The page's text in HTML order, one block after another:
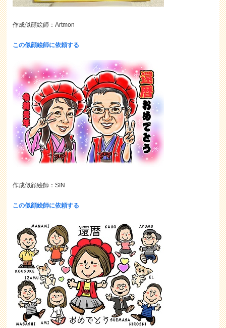
作成似顔絵師：Artmon
この似顔絵師に依頼する
作成似顔絵師：SIN
この似顔絵師に依頼する